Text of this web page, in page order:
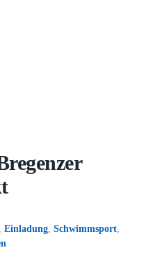
Einladung Schwimmsport